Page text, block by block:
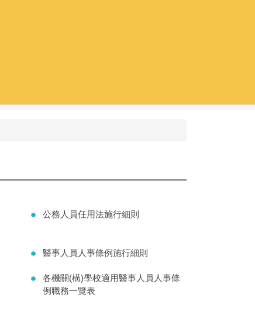
公務人員任用法施行細則
醫事人員人事條例施行細則
各機關(構)學校適用醫事人員人事條
例職務一覽表